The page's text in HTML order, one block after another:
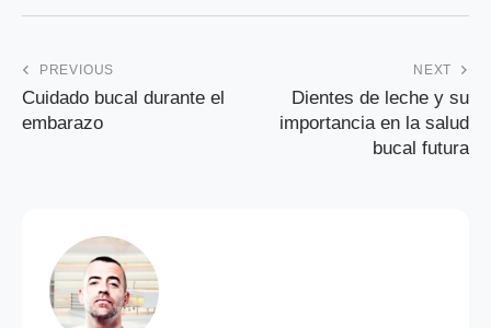
PREVIOUS
Cuidado bucal durante el
embarazo
NEXT
Dientes de leche y su
importancia en la salud
bucal futura